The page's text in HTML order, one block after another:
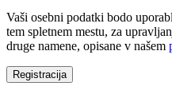
Vaši osebni podatki bodo
tem spletnem mestu, za
druge namene, opisane v našem
Registracija